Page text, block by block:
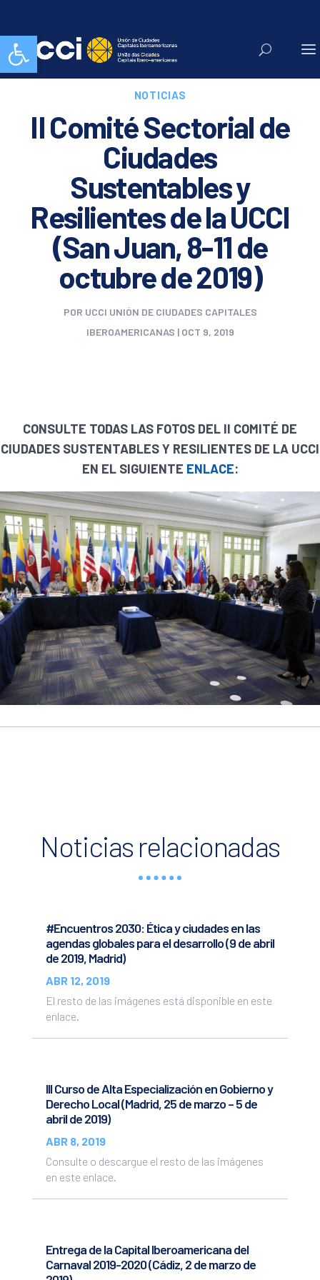
Abrir barra de herramientas
NOTICIAS
II Comité Sectorial de
Ciudades
Sustentables y
Resilientes de la UCCI
(San Juan, 8-11 de
octubre de 2019)
POR UCCI UNIÓN DE CIUDADES CAPITALES
IBEROAMERICANAS | OCT 9, 2019
CONSULTE TODAS LAS FOTOS DEL II COMITÉ DE
CIUDADES SUSTENTABLES Y RESILIENTES DE LA UCCI
EN EL SIGUIENTE ENLACE:
Noticias relacionadas
#Encuentros 2030: Ética y ciudades en las
agendas globales para el desarrollo (9 de abril
de 2019, Madrid)
ABR 12, 2019
El resto de las imágenes está disponible en este
enlace.
III Curso de Alta Especialización en Gobierno y
Derecho Local (Madrid, 25 de marzo – 5 de
abril de 2019)
ABR 8, 2019
Consulte o descargue el resto de las imágenes
en este enlace.
Entrega de la Capital Iberoamericana del
Carnaval 2019-2020 (Cádiz, 2 de marzo de